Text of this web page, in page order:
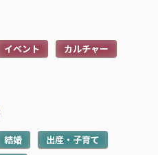
>
住宅ローン中に転職しても
イベント
カルチャー
結婚
出産・子育て